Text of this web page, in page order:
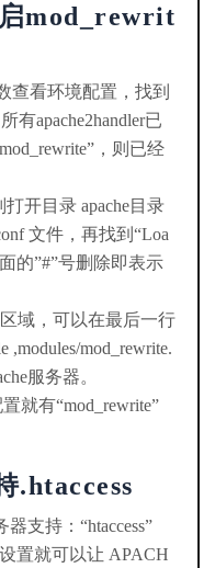
mod_rewrit
查看环境配置，找到
有apache2handler已
，则已经
开目录 apache目录
文件，再找到“Loa
的”#”号删除即表示
域，可以在最后一行
,modules/mod_rewrite.
服务器。
就有“mod_rewrite”
.htaccess
支持：“htaccess”
置就可以让 APACH